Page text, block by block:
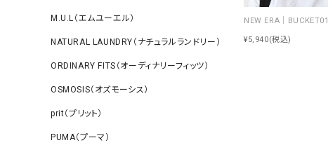
M.U.L（エムユーエル）
NATURAL LAUNDRY（ナチュラルランドリー）
ORDINARY FITS（オーディナリーフィッツ）
OSMOSIS（オズモーシス）
prit（プリット）
PUMA（プーマ）
¥5,940(税込)